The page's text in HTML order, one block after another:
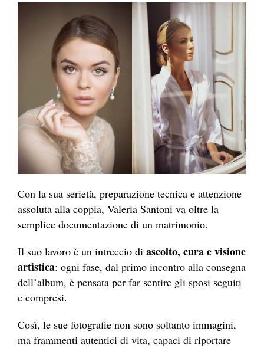
Con la sua serietà, preparazione tecnica e attenzione
assoluta alla coppia, Valeria Santoni va oltre la
semplice documentazione di un matrimonio.
Il suo lavoro è un intreccio di ascolto, cura e visione
artistica: ogni fase, dal primo incontro alla consegna
dell’album, è pensata per far sentire gli sposi seguiti
e compresi.
Così, le sue fotografie non sono soltanto immagini,
ma frammenti autentici di vita, capaci di riportare